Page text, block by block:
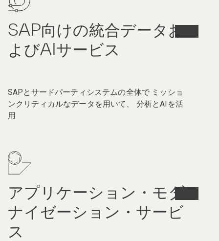
SAP向けの統合データお
よびAIサービス
SAPとサードパーティシステムの全体で ミッショ
ンクリティカルなデータを用いて、 分析とAIを活
用
アプリケーション・モダ
ナイゼーション・サービ
ス